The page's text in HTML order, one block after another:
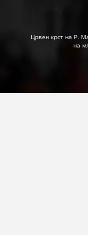
Црвен крст на Р.
на